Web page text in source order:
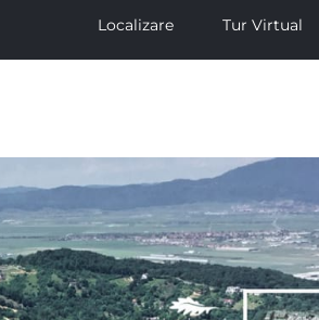
Localizare Tur Virtual